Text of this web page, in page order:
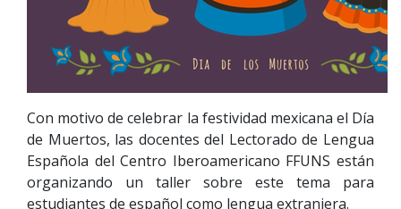
Con motivo de celebrar la festividad mexicana el Día
de Muertos, las docentes del Lectorado de Lengua
Española del Centro Iberoamericano FFUNS están
organizando un taller sobre este tema para
estudiantes de español como lengua extranjera.